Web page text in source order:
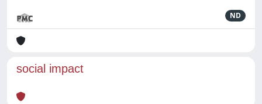
ND
social impact